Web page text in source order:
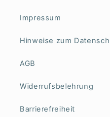
Impressum
Hinweise zum
AGB
Widerrufsbelehrung
Barrierefreiheit